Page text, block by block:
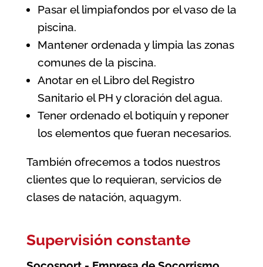
Pasar el limpiafondos por el vaso de la
piscina.
Mantener ordenada y limpia las zonas
comunes de la piscina.
Anotar en el Libro del Registro
Sanitario el PH y cloración del agua.
Tener ordenado el botiquín y reponer
los elementos que fueran necesarios.
También ofrecemos a todos nuestros
clientes que lo requieran, servicios de
clases de natación, aquagym.
Supervisión constante